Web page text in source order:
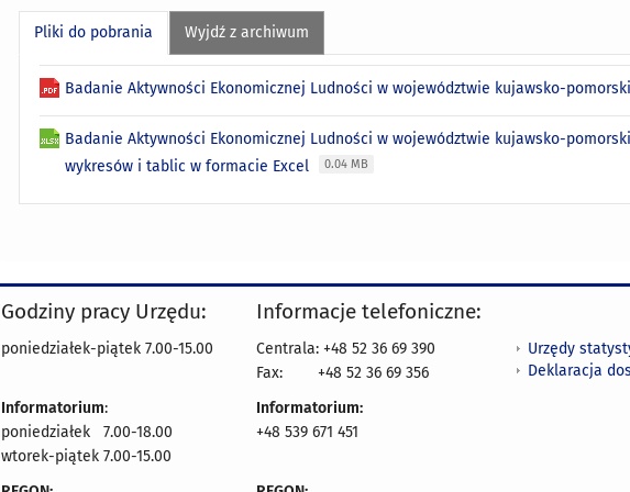
Pliki do pobrania Wyjdź z archiwum
Badanie Aktywności Ekonomicznej Ludności w województwie kujawsko-
Badanie Aktywności Ekonomicznej Ludności w województwie kujawsko-
wykresów i tablic w formacie Excel
0.04 MB
Godziny pracy Urzędu:
poniedziałek-piątek 7.00-15.00
Informatorium:
poniedziałek 7.00-18.00
wtorek-piątek 7.00-15.00
Informacje telefoniczne:
Centrala: +48 52 36 69 390
Fax:
+48 52 36 69 356
Informatorium:
+48 539 671 451
Urzędy
Deklaracja